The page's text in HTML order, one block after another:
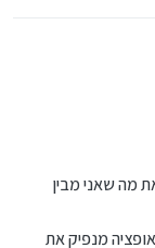
מה שאני מבין
מנפיק את